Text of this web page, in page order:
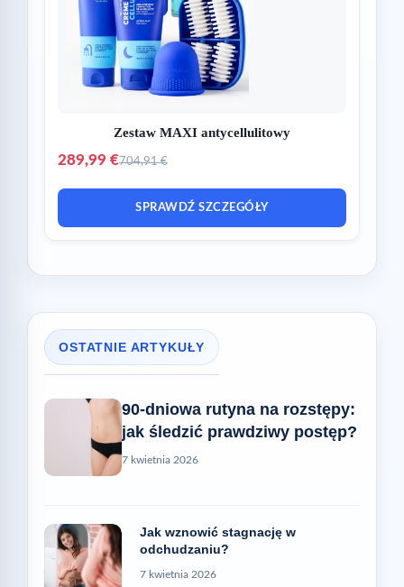
Zestaw MAXI antycellulitowy
289,99 €704,91 €
SPRAWDŹ SZCZEGÓŁY
OSTATNIE ARTYKUŁY
90-dniowa rutyna na rozstępy:
jak śledzić prawdziwy postęp?
7 kwietnia 2026
Jak wznowić stagnację w
odchudzaniu?
7 kwietnia 2026